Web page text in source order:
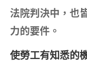
法院判決中，也
力的要件。
使勞工有知悉的